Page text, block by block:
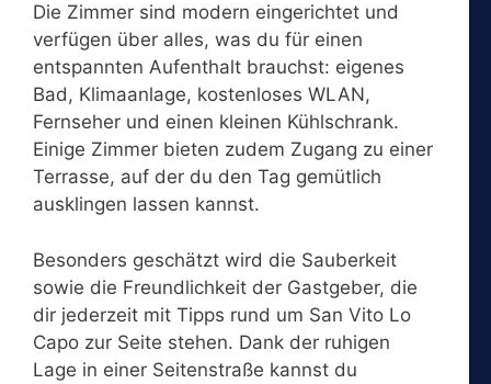
Die Zimmer sind modern eingerichtet und
verfügen über alles, was du für einen
entspannten Aufenthalt brauchst: eigenes
Bad, Klimaanlage, kostenloses WLAN,
Fernseher und einen kleinen Kühlschrank.
Einige Zimmer bieten zudem Zugang zu einer
Terrasse, auf der du den Tag gemütlich
ausklingen lassen kannst.
Besonders geschätzt wird die Sauberkeit
sowie die Freundlichkeit der Gastgeber, die
dir jederzeit mit Tipps rund um San Vito Lo
Capo zur Seite stehen. Dank der ruhigen
Lage in einer Seitenstraße kannst du